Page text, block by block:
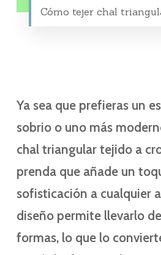
Cómo tejer chal
Ya sea que prefieras un
sobrio o uno más
chal triangular tejido a
prenda que añade un
sofisticación a cualquier
diseño permite llevarlo
formas, lo que lo